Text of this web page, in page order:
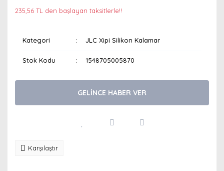
235,56 TL den başlayan taksitlerle!!
Kategori JLC Xipi Silikon Kalamar
Stok Kodu 1548705005870
GELİNCE HABER VER
Karşılaştır